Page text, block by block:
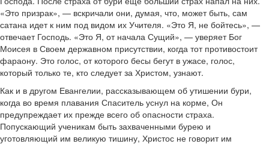
«Это призрак», — вскричали они, думая, что, может быть, сам
сатана идет к ним под видом их Учителя. «Это Я, не бойтесь», —
отвечает Господь. «Это Я, от начала Сущий», — уверяет Бог
Моисея в Своем державном присутствии, когда тот противостоит
фараону. Это голос, от которого бесы бегут в ужасе, голос,
который только те, кто следует за Христом, узнают.
Как и в другом Евангелии, рассказывающем об утишении бури,
когда во время плавания Спаситель уснул на корме, Он
предупреждает их прежде всего об опасности страха.
Попускающий ученикам быть захваченными бурею и
уготовляющий им великую тишину, Христос не говорит им